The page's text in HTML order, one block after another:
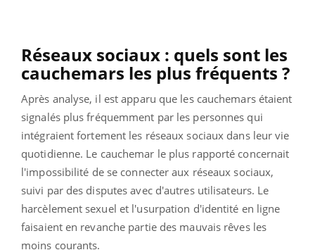
Réseaux sociaux : quels sont les
cauchemars les plus fréquents ?
Après analyse, il est apparu que les cauchemars étaient
signalés plus fréquemment par les personnes qui
intégraient fortement les réseaux sociaux dans leur vie
quotidienne. Le cauchemar le plus rapporté concernait
l'impossibilité de se connecter aux réseaux sociaux,
suivi par des disputes avec d'autres utilisateurs. Le
harcèlement sexuel et l'usurpation d'identité en ligne
faisaient en revanche partie des mauvais rêves les
moins courants.